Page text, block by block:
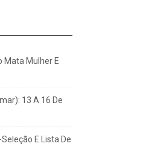
Mata Mulher E
13 A 16 De
E Lista De